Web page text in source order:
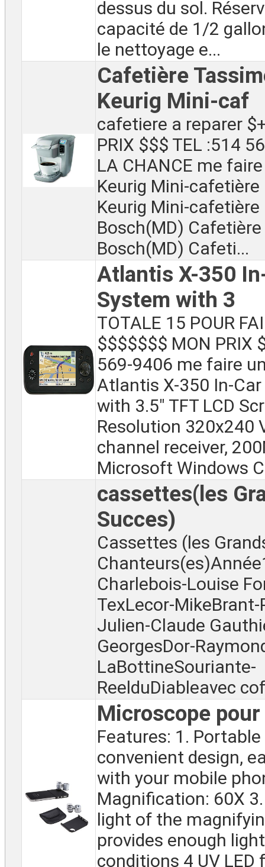
dessus du sol.
capacité de 1/2
le nettoyage e...
Cafetière
Keurig Mini-caf
cafetiere a reparer
PRIX $$$ TEL :514
LA CHANCE me
Keurig Mini-
Keurig Mini-
Bosch(MD)
Bosch(MD) Cafeti...
Atlantis X-350
System with 3
TOTALE 15 POUR
$$$$$$$ MON PRIX
569-9406 me faire
Atlantis X-350 In-Car
with 3.5" TFT LCD
Resolution 320x240
channel receiver,
Microsoft Windows
cassettes(les
Succes)
Cassettes (les
Charlebois-Louise
TexLecor-
Julien-Claude
GeorgesDor-
LaBottineSouriante-
ReelduDiableavec
Microscope pour
Features: 1.
convenient design,
with your mobile
Magnification: 60X
light of the
provides enough
conditions 4 UV LED